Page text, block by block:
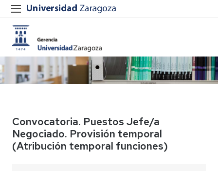
Convocatoria. Puestos Jefe/a
Negociado. Provisión temporal
(Atribución temporal funciones)